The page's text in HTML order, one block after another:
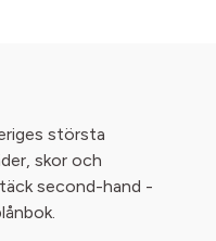
största
skor och
second-hand -